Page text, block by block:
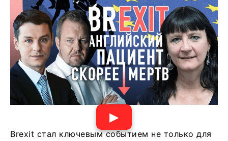
▶
Brexit стал ключевым событием не только для